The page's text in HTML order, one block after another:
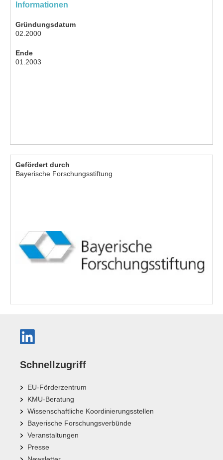
Informationen
Gründungsdatum
02.2000
Ende
01.2003
Gefördert durch
Bayerische Forschungsstiftung
Schnellzugriff
EU-Förderzentrum
KMU-Beratung
Wissenschaftliche Koordinierungsstellen
Bayerische Forschungsverbünde
Veranstaltungen
Presse